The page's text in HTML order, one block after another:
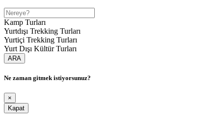
Kamp Turları
Yurtdışı Trekking Turları
Yurtiçi Trekking Turları
Yurt Dışı Kültür Turları
ARA
Ne zaman gitmek istiyorsunuz?
×
Kapat